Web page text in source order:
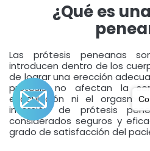
¿Qué es
Las prótesis peneanas
introducen dentro de los
de lograr una erección
prótesis no afectan la
eyaculación ni el orgasmo.
inserción de prótesis
considerados seguros y
grado de satisfacción del